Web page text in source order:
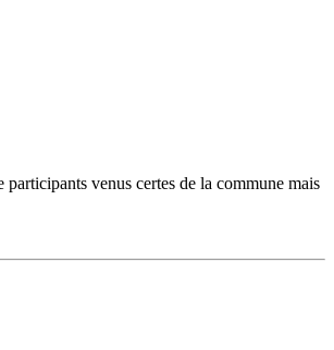
venus certes de la commune mais